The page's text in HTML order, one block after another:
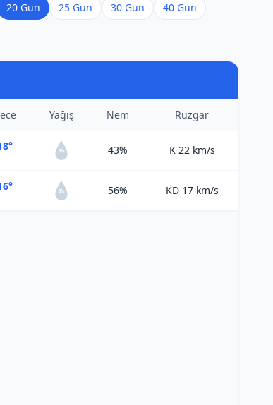
20 Gün 25 Gün 30 Gün
40 Gün
Yağış Nem Rüzgar
0% 43% K 22 km/s
0% 56% KD 17 km/s